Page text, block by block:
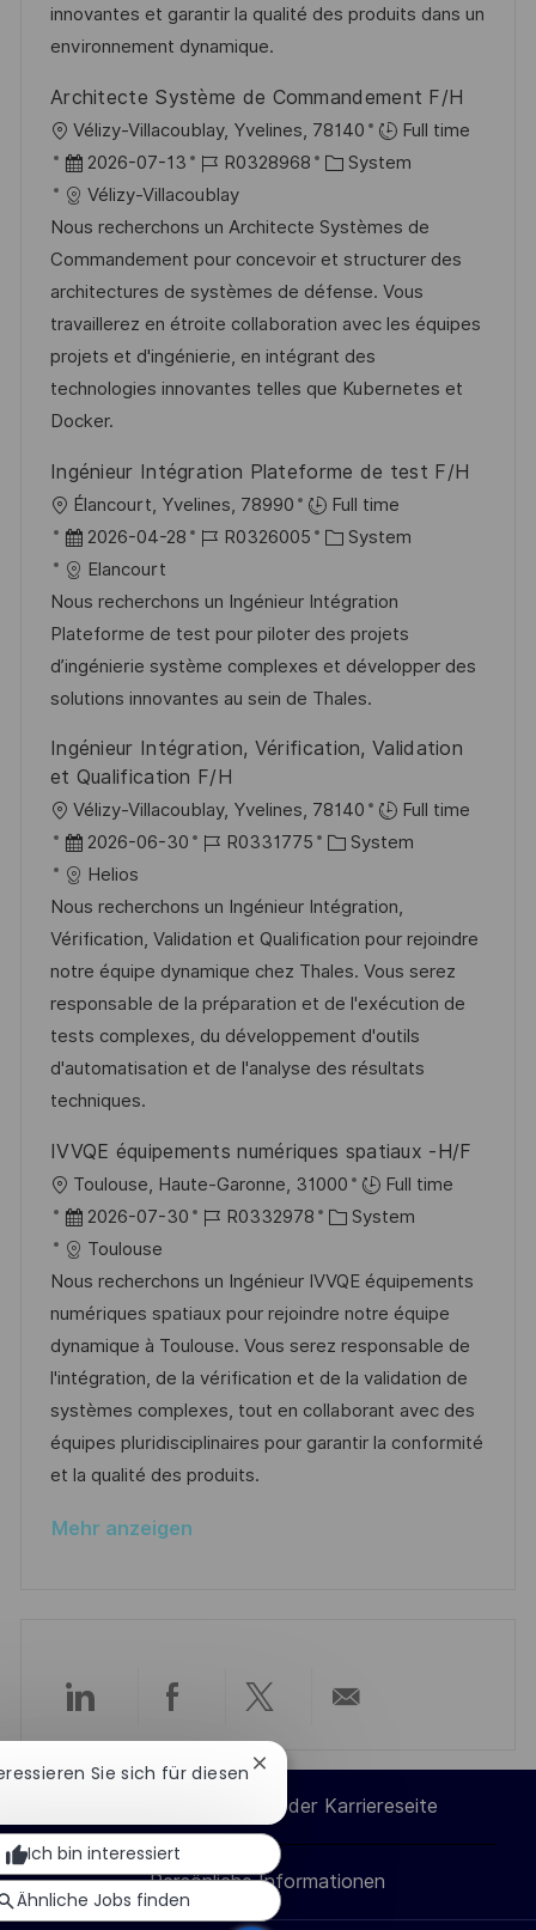
d
e
V
e
r
ö
f
f
e
n
t
l
i
c
h
u
n
g
D
o
e
innovantes et garantir la qualité des produits dans un
environnement dynamique.
Architecte Système de Commandement F/H
O
r
t
Vélizy-Villacoublay, Yvelines, 78140
Full time
D
a
t
u
m
d
e
r
V
r
ö
f
f
e
n
t
l
i
c
h
u
n
g
2026-07-13
J
o
b
-
I
D
R0328968
K
t
e
g
o
r
i
System
Vélizy-Villacoublay
Nous recherchons un Architecte Systèmes de
Commandement pour concevoir et structurer des
architectures de systèmes de défense. Vous
travaillerez en étroite collaboration avec les équipes
projets et d'ingénierie, en intégrant des
technologies innovantes telles que Kubernetes et
Docker.
Ingénieur Intégration Plateforme de test F/H
O
r
t
Élancourt, Yvelines, 78990
Full time
D
a
t
u
m
d
r
r
ö
c
h
u
n
g
2026-04-28
J
b
-
I
D
R0326005
K
t
e
g
o
System
Elancourt
Nous recherchons un Ingénieur Intégration
Plateforme de test pour piloter des projets
d’ingénierie système complexes et développer des
solutions innovantes au sein de Thales.
Ingénieur Intégration, Vérification, Validation
et Qualification F/H
O
r
t
Vélizy-Villacoublay, Yvelines, 78140
Full time
D
a
t
u
m
d
e
r
V
r
ö
f
f
e
n
t
l
i
c
h
u
2026-06-30
J
b
-
I
D
R0331775
K
t
e
g
o
r
i
System
Helios
Nous recherchons un Ingénieur Intégration,
Vérification, Validation et Qualification pour rejoindre
notre équipe dynamique chez Thales. Vous serez
responsable de la préparation et de l'exécution de
tests complexes, du développement d'outils
d'automatisation et de l'analyse des résultats
techniques.
IVVQE équipements numériques spatiaux -H/F
O
r
t
Toulouse, Haute-Garonne, 31000
Full time
D
a
t
u
m
d
e
r
V
r
c
h
u
2026-07-30
J
b
-
I
D
R0332978
K
t
e
g
o
r
i
System
Toulouse
Nous recherchons un Ingénieur IVVQE équipements
numériques spatiaux pour rejoindre notre équipe
dynamique à Toulouse. Vous serez responsable de
l'intégration, de la vérification et de la validation de
systèmes complexes, tout en collaborant avec des
équipes pluridisciplinaires pour garantir la conformité
et la qualité des produits.
Mehr anzeigen
Über
LinkedIn
teilen
Über
Facebook
teilen
Über
Twitter
teilen
E-
Mail
teilen
Cookie-Einstellungen der Karriereseite
Persönliche Informationen
Sie sich für diesen Chatbot-
Benachrichtigung
schließen
Ich bin interessiert
Ähnliche Jobs finden